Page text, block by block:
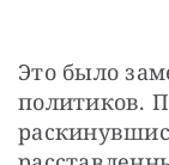
Это было
политиков.